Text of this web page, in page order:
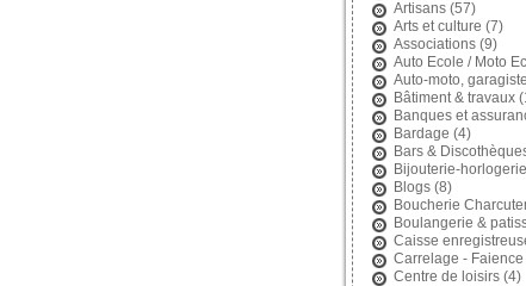
Artisans(57)
Arts et culture (7)
Associations(9)
Auto Ecole / Moto
Auto-moto,
Bâtiment & travaux
Banques et
Bardage (4)
Bars &
Bijouterie-horlogerie
Blogs(8)
Boucherie
Boulangerie &
Caisse
Carrelage - Faience
Centre de loisirs(4)